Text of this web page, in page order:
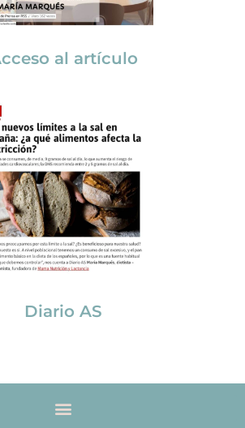
al artículo
Diario AS